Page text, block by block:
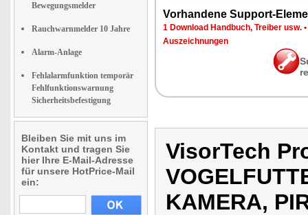
Bewegungsmelder
Rauchwarnmelder 10 Jahre
Alarm-Anlage
Fehlalarmfunktion temporär
Fehlfunktionswarnung
Sicherheitsbefestigung
Bleiben Sie mit uns im
Kontakt und tragen Sie
hier Ihre E-Mail-Adresse
für unsere HotPrice-Mail
ein:
Vor­han­de­ne Sup­port-
1 Down­load Hand­buch, Trei­ber usw. •
Aus­zeich­nun­gen
VisorTech
KAMERA,